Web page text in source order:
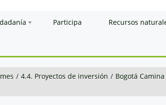
Participa Recursos
/ 4.4. Proyectos de inversión / Bogotá